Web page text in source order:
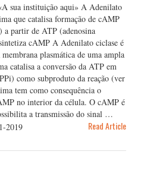
sua instituição aqui» A Adenilato
que catalisa formação de cAMP
a partir de ATP (adenosina
cAMP A Adenilato ciclase é
plasmática de uma ampla
catalisa a conversão da ATP em
como subproduto da reação (ver
tem como consequência o
no interior da célula. O cAMP é
a transmissão do sinal …
2019 Read Article